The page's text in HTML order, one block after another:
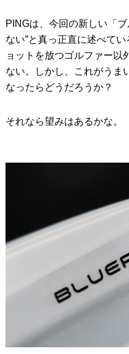
PINGは、今回の新しい「
ない”と真っ正直に述べて
ョットを放つゴルファー以
ない。しかし、これがうま
なったらどうだろうか？
それなら望みはあるかな。